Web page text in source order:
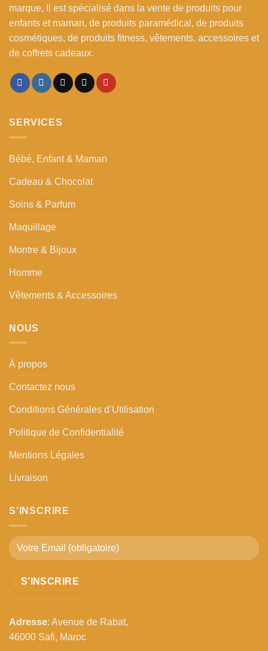
marque, Il est spécialisé dans la vente de produits pour
enfants et maman, de produits paramédical, de produits
cosmétiques, de produits fitness, vêtements, accessoires et
de coffrets cadeaux.
SERVICES
Bébé, Enfant & Maman
Cadeau & Chocolat
Soins & Parfum
Maquillage
Montre & Bijoux
Homme
Vêtements & Accessoires
NOUS
À propos
Contactez nous
Conditions Générales d’Utilisation
Politique de Confidentialité
Mentions Légales
Livraison
S'INSCRIRE
Adresse: Avenue de Rabat,
46000 Safi, Maroc